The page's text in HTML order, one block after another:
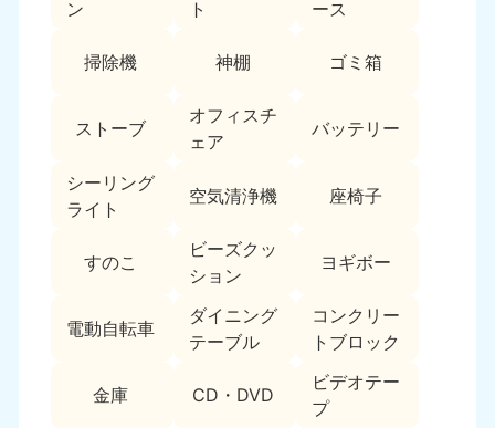
ン ト ース
掃除機 神棚 ゴミ箱
ストーブ
オフィスチ
ェア
バッテリー
シーリング
ライト
空気清浄機 座椅子
すのこ
ビーズクッ
ション
ヨギボー
電動自転車
ダイニング
テーブル
コンクリー
トブロック
金庫 CD・DVD
ビデオテー
プ
050-1881-5271
関東
東京都
050-1881-5265
9:00〜19:00 年中無休
050-1881-5264
千葉県
9:00〜19:00 年中無休
埼玉県
9:00〜19:00 年中無休
050-1881-5270 050-1881-5269
9:00〜19:00 年中無休